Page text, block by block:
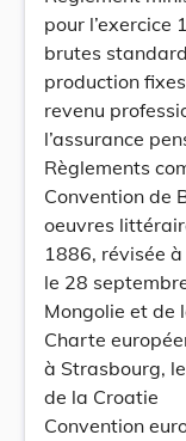
pour l’exercice
brutes
production
revenu
l’assurance
Règlements
Convention de
oeuvres
1886, révisée
le 28
Mongolie et de
Charte
à Strasbourg,
de la Croatie
Convention